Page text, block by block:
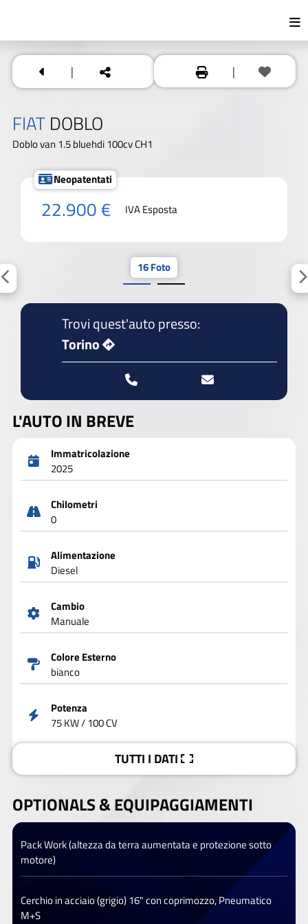
| |
FIAT DOBLO
Doblo van 1.5 bluehdi 100cv CH1
Neopatentati
22.900 € IVA Esposta
16 Foto
Trovi quest'auto presso:
Torino
L'AUTO IN BREVE
Immatricolazione
2025
Chilometri
0
Alimentazione
Diesel
Cambio
Manuale
Colore Esterno
bianco
Potenza
75 KW / 100 CV
TUTTI I DATI
OPTIONALS &EQUIPAGGIAMENTI
Pack Work (altezza da terra aumentata e protezione sotto
motore)
Cerchio in acciaio (grigio) 16" con coprimozzo, Pneumatico
M+S